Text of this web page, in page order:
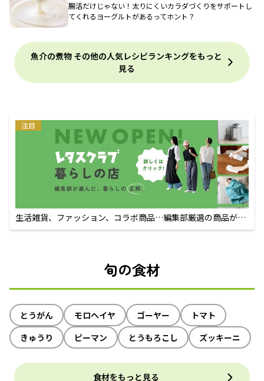
腸活だけじゃない！太りにくいカラダづくりをサポートし
てくれるヨーグルトがあるってホント？
魚介の煮物 その他の人気レシピランキングをもっと
見る
注目
生活雑貨、ファッション、コラボ商品…編集部厳選の商品が買
えるECサイト
旬の食材
とうがん モロヘイヤ ゴーヤー
トマト
きゅうり
ピーマン とうもろこし ズッキーニ
食材をもっと見る